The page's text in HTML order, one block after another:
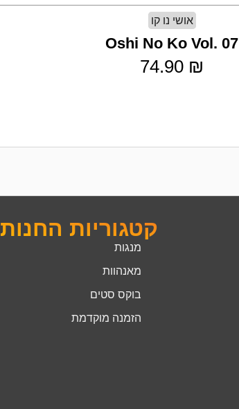
אושי נו קו
Oshi No Ko Vol. 07
74.90 ₪
קטגוריות החנות
מנגות
מאנהוות
בוקס סטים
הזמנה מוקדמת